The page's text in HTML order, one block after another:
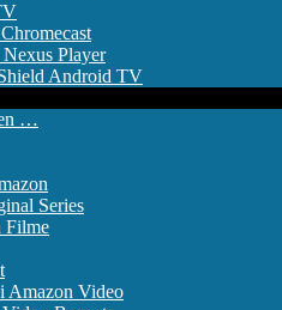
Player
Android TV
…
Series
Filme
Amazon Video